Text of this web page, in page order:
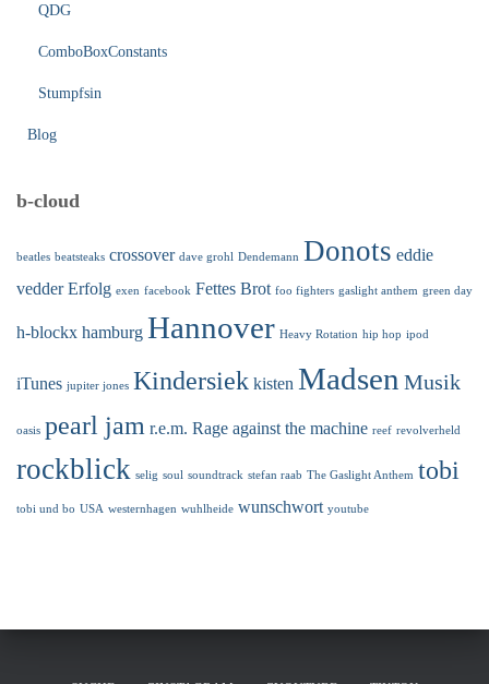
QDG
ComboBoxConstants
Stumpfsin
Blog
b-cloud
beatles beatsteaks crossover dave grohl Dendemann Donots eddie
vedder Erfolg exen facebook Fettes Brot foo fighters gaslight anthem green day
h-blockx hamburg Hannover Heavy Rotation hip hop ipod
iTunes jupiter jones Kindersiek kisten Madsen Musik
oasis pearl jam r.e.m. Rage against the machine reef revolverheld
rockblick selig soul soundtrack stefan raab The Gaslight Anthem tobi
tobi und bo USA westernhagen wuhlheide wunschwort youtube